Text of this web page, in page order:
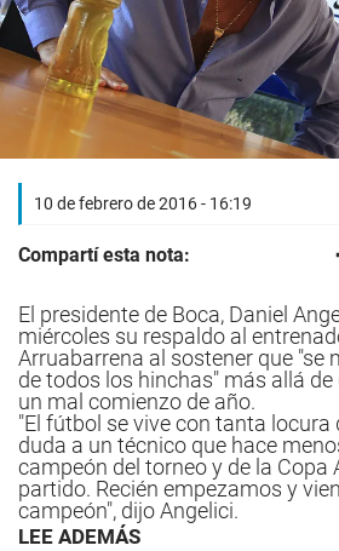
10 de febrero de 2016 - 16:19
Compartí esta nota:
El presidente de Boca, Daniel
miércoles su respaldo al
Arruabarrena al sostener que "se
de todos los hinchas" más allá
un mal comienzo de año.
"El fútbol se vive con tanta locura
duda a un técnico que hace
campeón del torneo y de la Copa
partido. Recién empezamos y
campeón", dijo Angelici.
LEE ADEMÁS